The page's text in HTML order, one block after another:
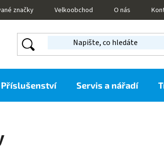
značky Velkoobchod O nás
Příslušenství Servis a nářadí